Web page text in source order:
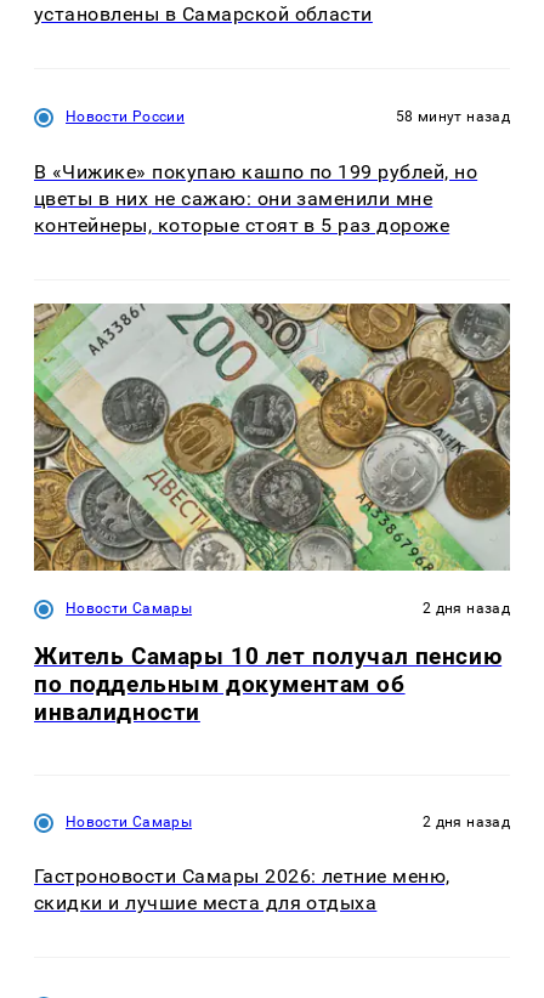
установлены в Самарской области
Новости России 58 минут назад
В «Чижике» покупаю кашпо по 199 рублей, но
цветы в них не сажаю: они заменили мне
контейнеры, которые стоят в 5 раз дороже
Новости Самары 2 дня назад
Житель Самары 10 лет получал пенсию
по поддельным документам об
инвалидности
Новости Самары 2 дня назад
Гастроновости Самары 2026: летние меню,
скидки и лучшие места для отдыха